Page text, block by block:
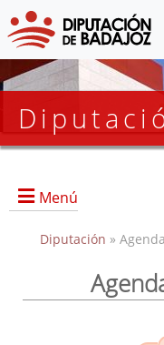
Menú
Presidencia
Diputación »